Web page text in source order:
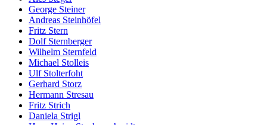
George Steiner
Andreas Steinhöfel
Fritz Stern
Dolf Sternberger
Wilhelm Sternfeld
Michael Stolleis
Ulf Stolterfoht
Gerhard Storz
Hermann Stresau
Fritz Strich
Daniela Strigl